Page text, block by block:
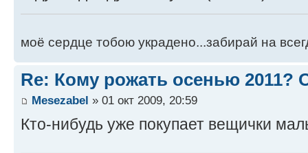
моё сердце тобою украдено...забирай на
Re: Кому рожать осенью 2011?
Mesezabel » 01 окт 2009, 20:59
Кто-нибудь уже покупает вещички